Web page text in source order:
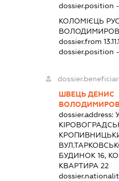
dossier.position -
КОЛОМІЄЦЬ
dossier.from
dossier.position -
ШВЕЦЬ ДЕНИС
dossier.address:
БУДИНОК 16,
КВАРТИРА 22